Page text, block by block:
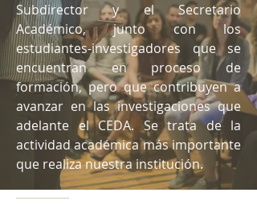
Subdirector y el Secretario
Académico, junto con los
estudiantes-investigadores que se
encuentran en proceso de
formación, pero que contribuyen a
avanzar en las investigaciones que
adelante el CEDA. Se trata de la
actividad académica más importante
que realiza nuestra institución.